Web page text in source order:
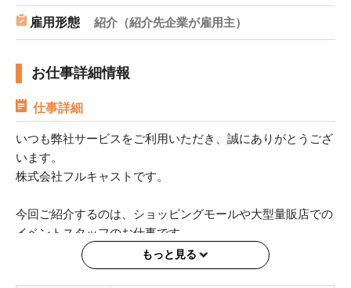
雇用形態 紹介（紹介先企業が雇用主）
お仕事詳細情報
仕事詳細
いつも弊社サービスをご利用いただき、誠にありがとうござ
います。
株式会社フルキャストです。
今回ご紹介するのは、ショッピングモールや大型量販店での
イベントスタッフのお仕事です。
▼おすすめポイント
もっと見る